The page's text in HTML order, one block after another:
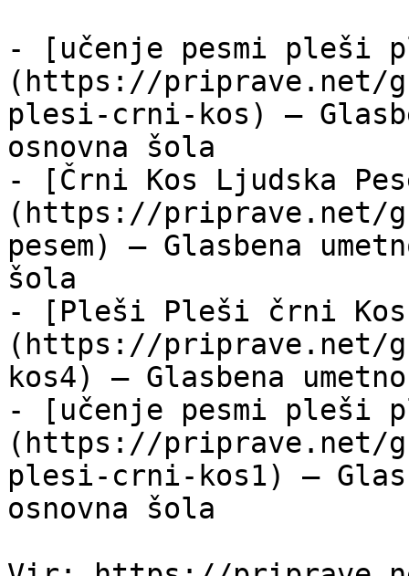
- [učenje pesmi pleši
(https://priprave.net/
plesi-crni-kos) —
osnovna šola
- [Črni Kos Ljudska
(https://priprave.net/
pesem) — Glasbena
šola
- [Pleši Pleši črni
(https://priprave.net/
kos4) — Glasbena
- [učenje pesmi pleši
(https://priprave.net/
plesi-crni-kos1) —
osnovna šola